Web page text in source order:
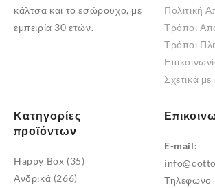
κάλτσα και το εσώρουχο, με
εμπειρία 30 ετών.
Πολιτική
Τρόποι
Τρόποι
Σχετικά με
Κατηγορίες
προϊόντων
Happy Box (35)
Ανδρικά (266)
E-mail:
Τηλεφωνο